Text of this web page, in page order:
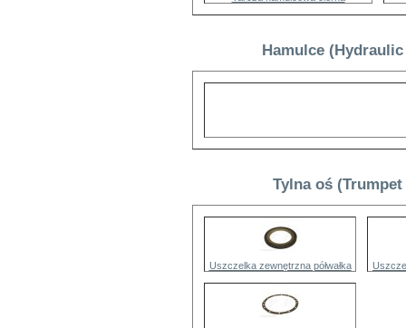
Hamulce
Tylna oś
Uszczelka zewnętrzna półwałka